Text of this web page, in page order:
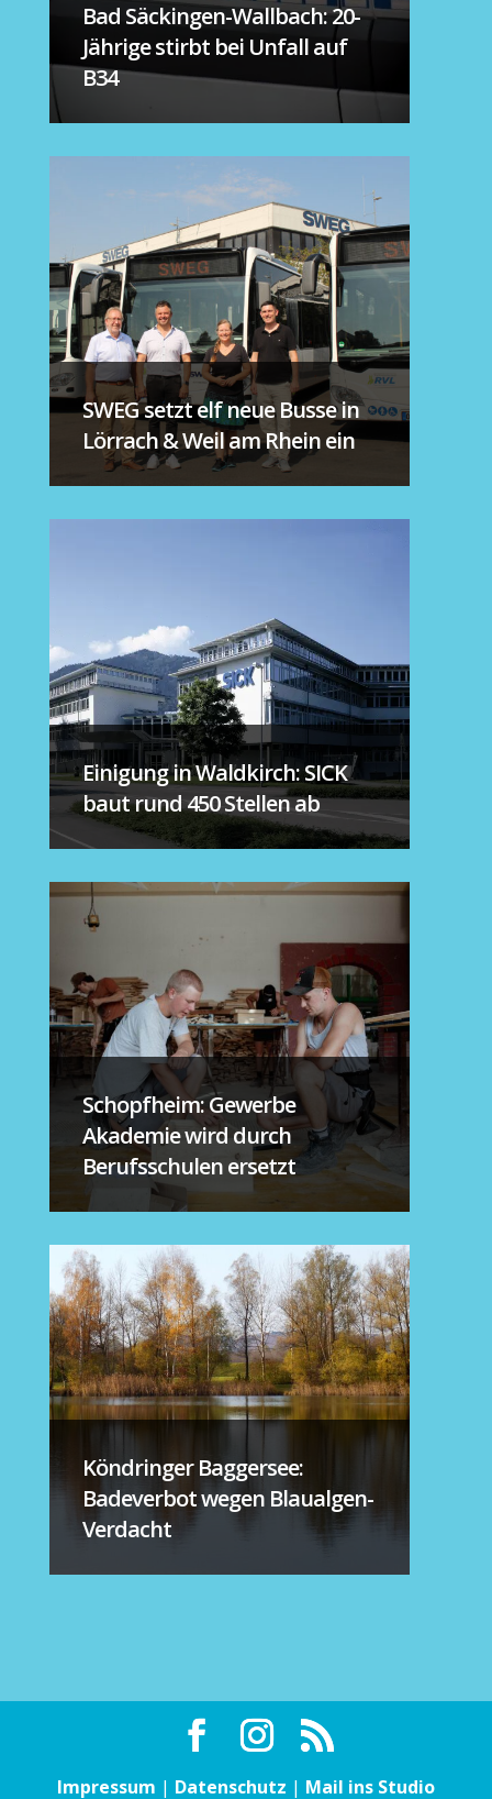
Bad Säckingen-Wallbach: 20-
Jährige stirbt bei Unfall auf
B34
SWEG setzt elf neue Busse in
Lörrach & Weil am Rhein ein
Einigung in Waldkirch: SICK
baut rund 450 Stellen ab
Schopfheim: Gewerbe
Akademie wird durch
Berufsschulen ersetzt
Köndringer Baggersee:
Badeverbot wegen Blaualgen-
Verdacht
Impressum | Datenschutz | Mail ins Studio